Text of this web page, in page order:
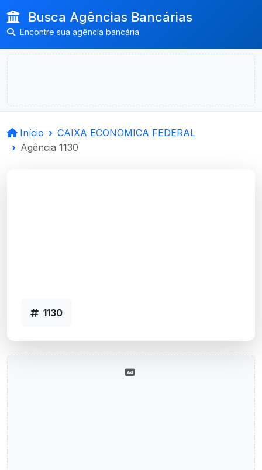
Busca Agências Bancárias
Encontre sua agência bancária
Início
CAIXA ECONOMICA FEDERAL
Agência 1130
1130